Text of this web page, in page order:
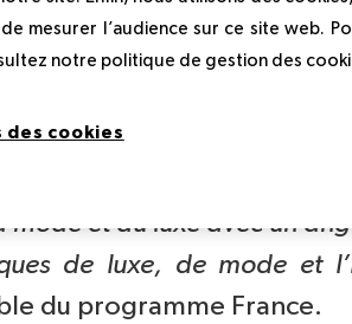
à Florence, où les étudiants
Avec ses racines profondes dans le
idéal pour une telle immersion.
permet d’acquérir
mode et du luxe avec un
du programme France.
de mesurer l’audience sur ce site web.
notre politique de gestion des
des cookies